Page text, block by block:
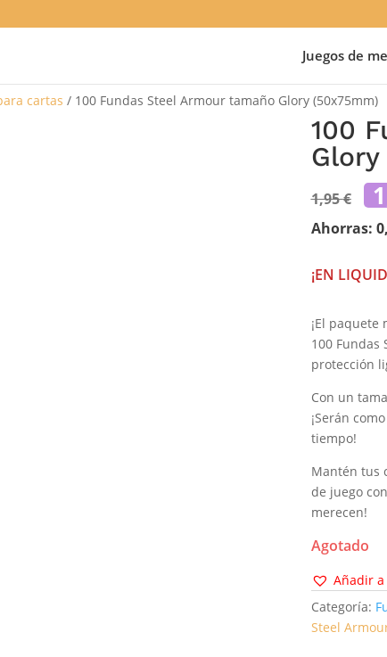
Juegos de
cartas / 100 Fundas Steel Armour tamaño Glory (50x75mm)
100
1,95€ El
Ahorras:
¡EN
¡El paquete
100 Fundas
protección
Con un
¡Serán
tiempo!
Mantén tus
de juego
merecen!
Agotado
Añadir
Categoría:
Steel